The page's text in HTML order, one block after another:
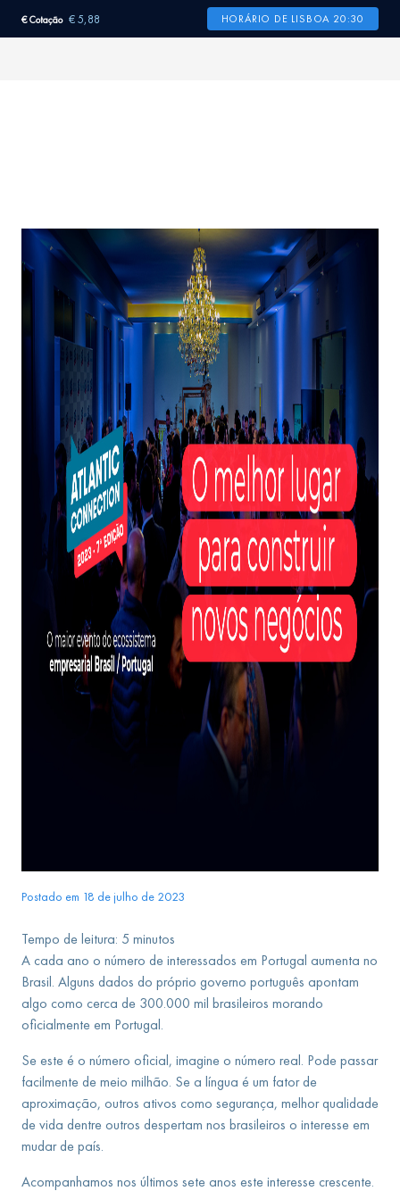
€ Cotação € 5,88 HORÁRIO DE LISBOA 20:30
Postado em 18 de julho de 2023
Tempo de leitura: 5 minutos
A cada ano o número de interessados em Portugal aumenta no
Brasil. Alguns dados do próprio governo português apontam
algo como cerca de 300.000 mil brasileiros morando
oficialmente em Portugal.
Se este é o número oficial, imagine o número real. Pode passar
facilmente de meio milhão. Se a língua é um fator de
aproximação, outros ativos como segurança, melhor qualidade
de vida dentre outros despertam nos brasileiros o interesse em
mudar de país.
Acompanhamos nos últimos sete anos este interesse crescente.